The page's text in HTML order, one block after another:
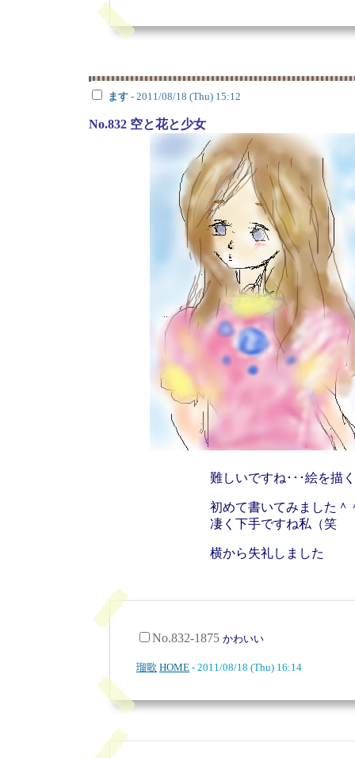
ます - 2011/08/18 (Thu) 15:12
No.832 空と花と少女
難しいですね･･･絵を描
初めて書いてみました＾
凄く下手ですね私（笑
横から失礼しました
No.832-1875 かわいい
瑠歌 HOME - 2011/08/18 (Thu) 16:14